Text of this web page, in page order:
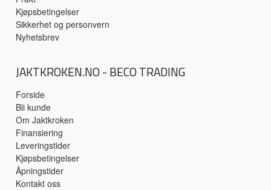
Kjøpsbetingelser
Sikkerhet og personvern
Nyhetsbrev
JAKTKROKEN.NO - BECO TRADING
Forside
Bli kunde
Om Jaktkroken
Finansiering
Leveringstider
Kjøpsbetingelser
Åpningstider
Kontakt oss